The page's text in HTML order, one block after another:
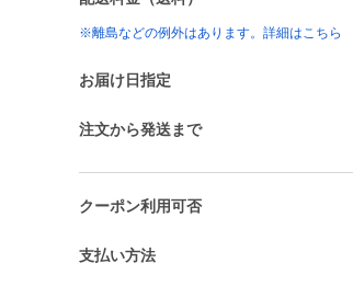
※離島などの例外はあります。詳細はこちら
お届け日指定
注文から発送まで
クーポン利用可否
支払い方法